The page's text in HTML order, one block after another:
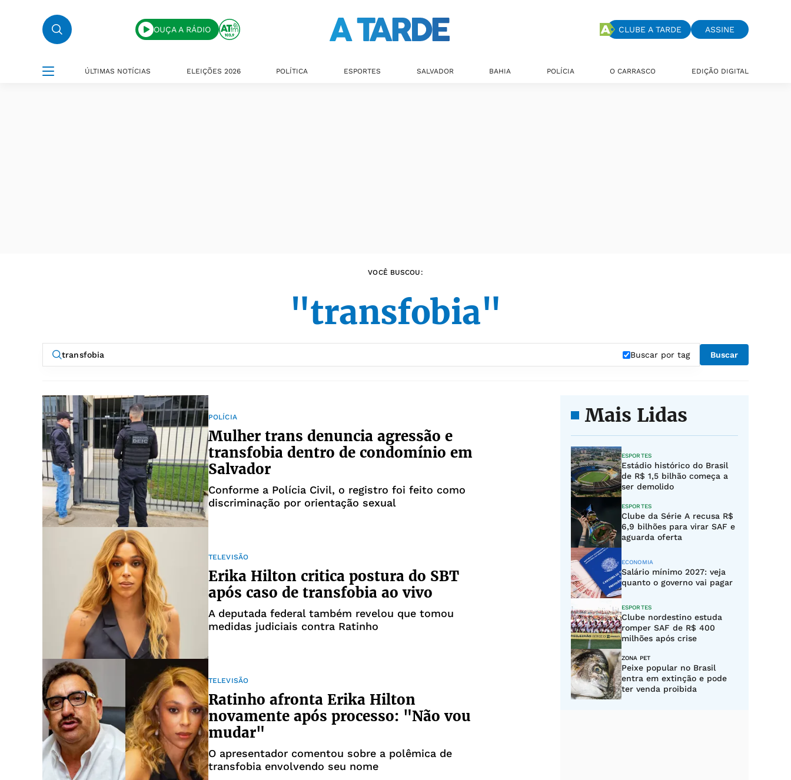
OUÇA A RÁDIO CLUBE A TARDE ASSINE
ÚLTIMAS NOTÍCIAS ELEIÇÕES 2026 POLÍTICA ESPORTES SALVADOR BAHIA POLÍCIA O CARRASCO EDIÇÃO DIGITAL
VOCÊ BUSCOU:
"transfobia"
Buscar por tag Buscar
POLÍCIA
Mulher trans denuncia agressão e
transfobia dentro de condomínio em
Salvador
Conforme a Polícia Civil, o registro foi feito como
discriminação por orientação sexual
TELEVISÃO
Erika Hilton critica postura do SBT
após caso de transfobia ao vivo
A deputada federal também revelou que tomou
medidas judiciais contra Ratinho
TELEVISÃO
Ratinho afronta Erika Hilton
novamente após processo: "Não vou
mudar"
O apresentador comentou sobre a polêmica de
transfobia envolvendo seu nome
Mais Lidas
ESPORTES
Estádio histórico do Brasil
de R$ 1,5 bilhão começa a
ser demolido
ESPORTES
Clube da Série A recusa R$
6,9 bilhões para virar SAF e
aguarda oferta
ECONOMIA
Salário mínimo 2027: veja
quanto o governo vai pagar
ESPORTES
Clube nordestino estuda
romper SAF de R$ 400
milhões após crise
ZONA PET
Peixe popular no Brasil
entra em extinção e pode
ter venda proibida